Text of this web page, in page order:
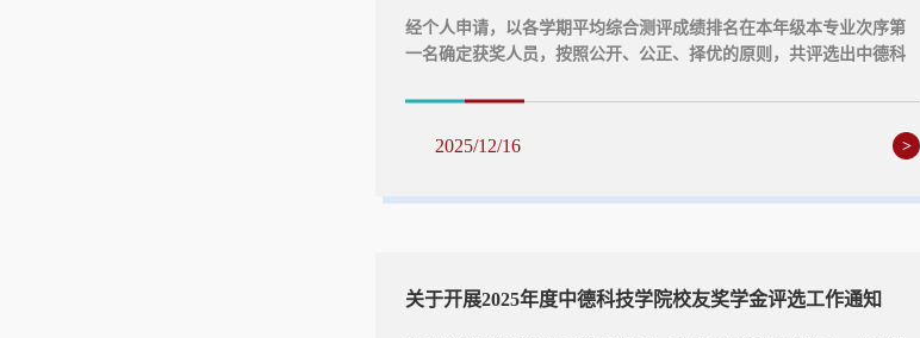
经个人申请，以各学期平均综合测评成绩排名在本年级本专业次序第
一名确定获奖人员，按照公开、公正、择优的原则，共评选出中德科
日期为12月16日至12月19日。如有异议，请在公示期内向中德科技学
院学工办反映。联系电话：88959131办公地点：中德科技学院B3107中
德科技学院2025年德基金——翟程远奖学金获奖人员名单：中德科技
2025/12/16 >
关于开展2025年度中德科技学院校友奖学金评选工作通知